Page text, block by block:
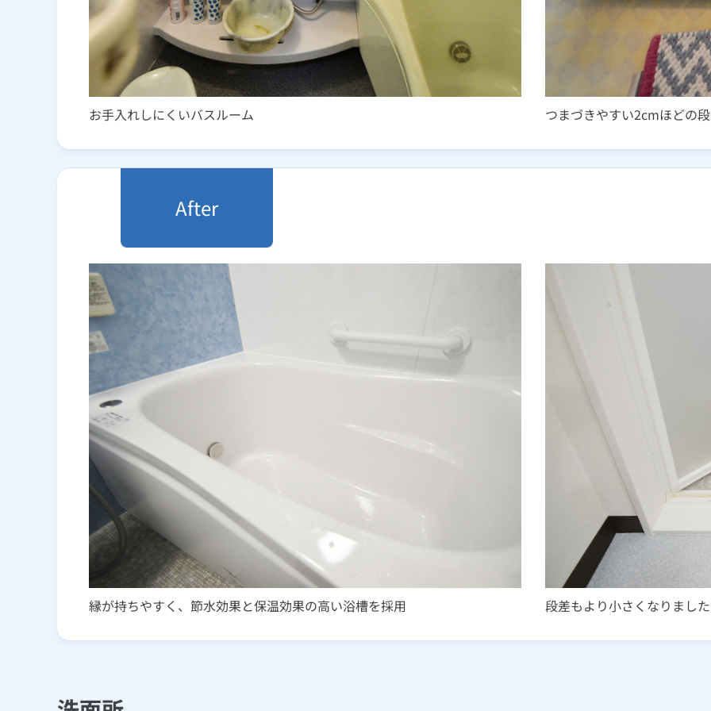
お手入れしにくいバスルーム つまづきやすい2cmほどの
縁が持ちやすく、節水効果と保温効果の高い浴槽を採用 段差もより小さくなりました